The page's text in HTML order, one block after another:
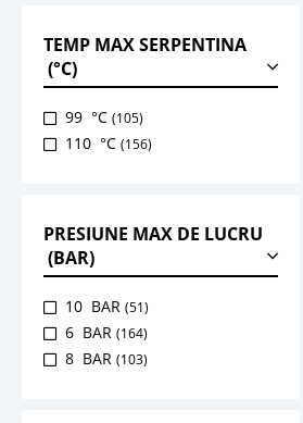
TEMP MAX SERPENTINA
(°C)
99 °C (105)
110 °C (156)
PRESIUNE MAX DE LUCRU
(BAR)
10 BAR (51)
6 BAR (164)
8 BAR (103)